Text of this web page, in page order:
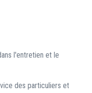
l'entretien et le
des particuliers et